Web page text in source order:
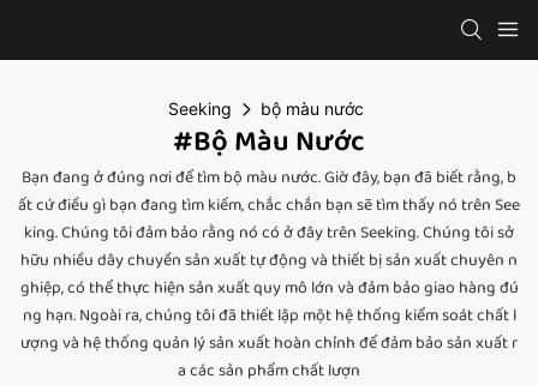
Seeking bộ màu nước
#bộ Màu Nước
Bạn đang ở đúng nơi để tìm bộ màu nước. Giờ đây, bạn đã biết rằng, b
ất cứ điều gì bạn đang tìm kiếm, chắc chắn bạn sẽ tìm thấy nó trên See
king. Chúng tôi đảm bảo rằng nó có ở đây trên Seeking. Chúng tôi sở
hữu nhiều dây chuyền sản xuất tự động và thiết bị sản xuất chuyên n
ghiệp, có thể thực hiện sản xuất quy mô lớn và đảm bảo giao hàng đú
ng hạn. Ngoài ra, chúng tôi đã thiết lập một hệ thống kiểm soát chất l
ượng và hệ thống quản lý sản xuất hoàn chỉnh để đảm bảo sản xuất r
a các sản phẩm chất lượn